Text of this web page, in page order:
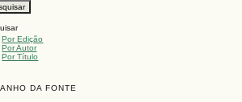
Por Edição
Por Autor
Por Título
DA FONTE